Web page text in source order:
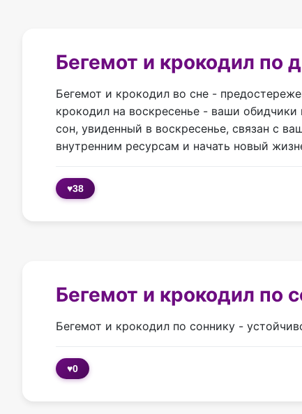
Бегемот и крокодил по
Бегемот и крокодил во сне -
крокодил на воскресенье - ваши
сон, увиденный в воскресенье, связан с
внутренним ресурсам и начать новый
♥38
Бегемот и крокодил по
Бегемот и крокодил по соннику -
♥0